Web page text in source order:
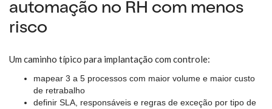
automação no RH com menos
risco
Um caminho típico para implantação com controle:
mapear 3 a 5 processos com maior volume e maior custo
de retrabalho
definir SLA, responsáveis e regras de exceção por tipo de